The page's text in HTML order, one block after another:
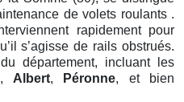
de volets roulants .
rapidement pour
s’agisse de rails obstrués.
département, incluant les
, Albert, Péronne, et bien